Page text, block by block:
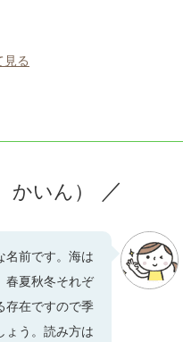
る
かいん）
名前です。海は
春夏秋冬それぞ
存在ですので季
ょう。読み方は